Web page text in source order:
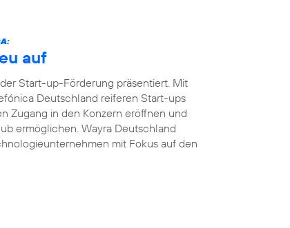
auf
Start-up-Förderung präsentiert. Mit
Deutschland reiferen Start-ups
Zugang in den Konzern eröffnen und
ermöglichen. Wayra Deutschland
mit Fokus auf den